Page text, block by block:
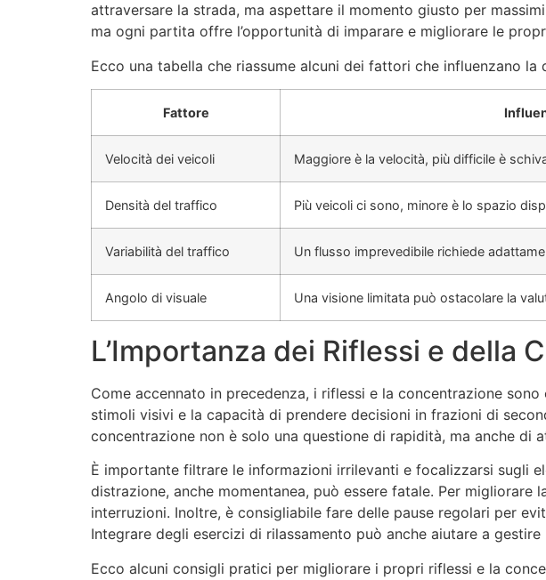
attraversare la strada, ma aspettare il momento giusto per
ma ogni partita offre l’opportunità di imparare e migliorare le
Ecco una tabella che riassume alcuni dei fattori che influenzano
Fattore
Velocità dei veicoli Maggiore è la velocità, più difficile è
Densità del traffico Più veicoli ci sono, minore è lo spazio
Variabilità del traffico Un flusso imprevedibile richiede
Angolo di visuale Una visione limitata può ostacolare la
L’Importanza dei Riflessi e della
Come accennato in precedenza, i riflessi e la concentrazione
stimoli visivi e la capacità di prendere decisioni in frazioni di
concentrazione non è solo una questione di rapidità, ma anche di
È importante filtrare le informazioni irrilevanti e focalizzarsi sugli
distrazione, anche momentanea, può essere fatale. Per
interruzioni. Inoltre, è consigliabile fare delle pause regolari per
Integrare degli esercizi di rilassamento può anche aiutare a
Ecco alcuni consigli pratici per migliorare i propri riflessi e la